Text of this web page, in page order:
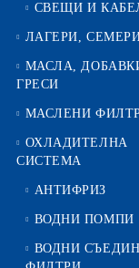
СВЕЩИ И
ЛАГЕРИ,
МАСЛА,
ГРЕСИ
МАСЛЕНИ
ОХЛАДИТЕЛНА
СИСТЕМА
АНТИФРИЗ
ВОДНИ ПОМПИ
ВОДНИ